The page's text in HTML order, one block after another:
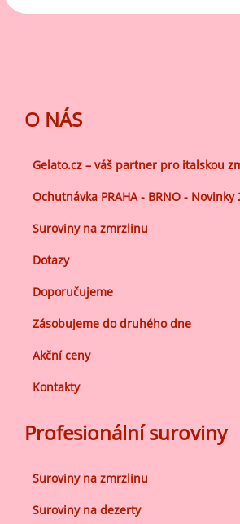
O NÁS
Gelato.cz – váš partner pro italskou
Ochutnávka PRAHA - BRNO - Novinky
Suroviny na zmrzlinu
Dotazy
Doporučujeme
Zásobujeme do druhého dne
Akční ceny
Kontakty
Profesionální suroviny
Suroviny na zmrzlinu
Suroviny na dezerty